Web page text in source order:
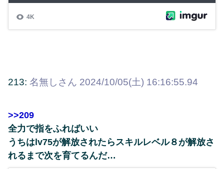
213: 名無しさん 2024/10/05(土) 16:16:55.94
>>209
全力で指をふればいい
うちはlv75が解放されたらスキルレベル８が解放さ
れるまで次を育てるんだ…